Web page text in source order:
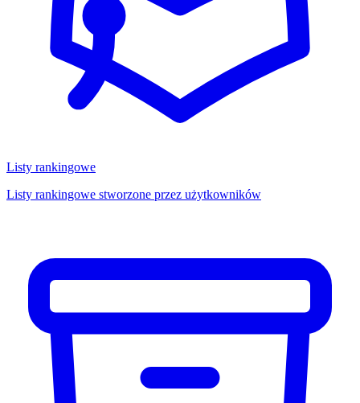
Listy rankingowe
Listy rankingowe stworzone przez użytkowników